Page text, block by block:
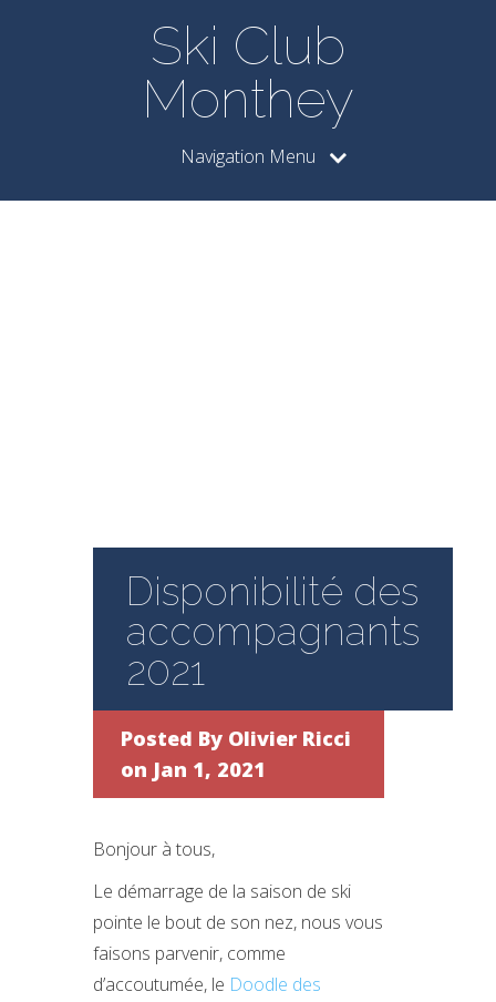
Ski Club
Monthey
Navigation Menu
Disponibilité des
accompagnants
2021
Posted By Olivier Ricci
on Jan 1, 2021
Bonjour à tous,
Le démarrage de la saison de ski
pointe le bout de son nez, nous vous
faisons parvenir, comme
d’accoutumée, le Doodle des